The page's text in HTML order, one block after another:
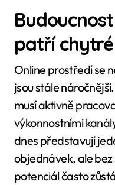
patří
Online prostředí se
jsou stále
musí aktivně
výkonnostními
dnes představují
objednávek, ale
potenciál často